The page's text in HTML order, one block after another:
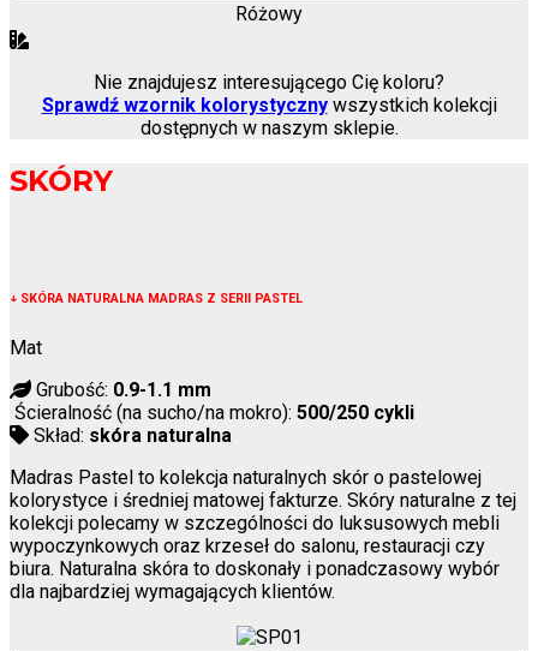
Różowy
Nie znajdujesz interesującego Cię koloru?
Sprawdź wzornik kolorystycznywszystkich kolekcji
dostępnych w naszym sklepie.
SKÓRY
↓ SKÓRA NATURALNA MADRAS Z SERII PASTEL
Mat
Grubość: 0.9-1.1 mm
Ścieralność (na sucho/na mokro): 500/250 cykli
Skład: skóra naturalna
Madras Pastel to kolekcja naturalnych skór o pastelowej
kolorystyce i średniej matowej fakturze. Skóry naturalne z tej
kolekcji polecamy w szczególności do luksusowych mebli
wypoczynkowych oraz krzeseł do salonu, restauracji czy
biura. Naturalna skóra to doskonały i ponadczasowy wybór
dla najbardziej wymagających klientów.